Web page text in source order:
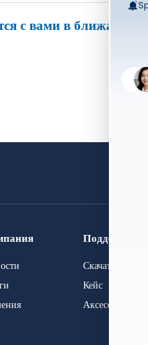
с вами в ближайшее
Поддержка
Скачать
Кейс
Аксессуары